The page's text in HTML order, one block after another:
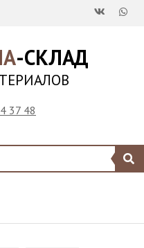
-СКЛАД
37 48